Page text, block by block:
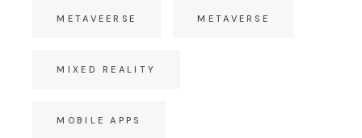
METAVEERSE METAVERSE
MIXED REALITY
MOBILE APPS